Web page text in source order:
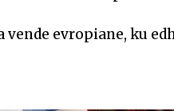
evropiane, ku